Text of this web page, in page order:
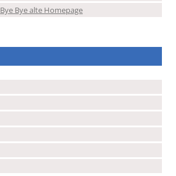
Bye Bye alte Homepage